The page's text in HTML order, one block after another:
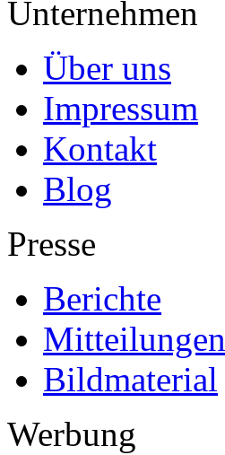
Unternehmen
Über uns
Impressum
Kontakt
Blog
Presse
Berichte
Mitteilungen
Bildmaterial
Werbung